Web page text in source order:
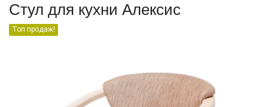
Стул для кухни Алексис
Топ продаж!